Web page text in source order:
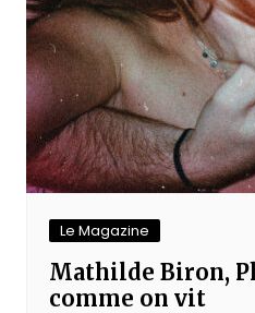
Le Magazine
Mathilde Biron,
comme on vit